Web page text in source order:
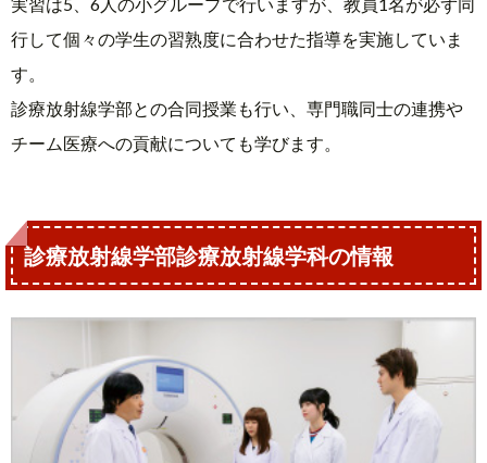
行して個々の学生の習熟度に合わせた指導を実施していま
す。
診療放射線学部との合同授業も行い、専門職同士の連携や
チーム医療への貢献についても学びます。
診療放射線学部診療放射線学科の情報